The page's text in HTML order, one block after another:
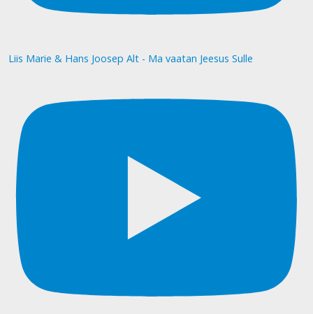
Liis Marie & Hans Joosep Alt - Ma vaatan Jeesus Sulle